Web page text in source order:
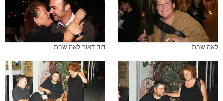
לאה שבת דוד דאור לאה שבת